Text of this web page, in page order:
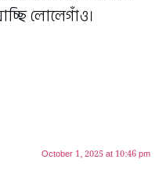
লোলেগাঁও।
October 1, 2025 at 10:46 pm